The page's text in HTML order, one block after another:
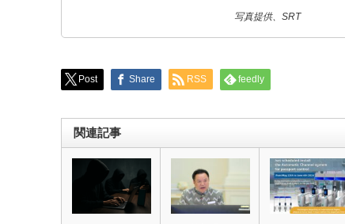
写真提供、SRT
Post Share RSS feedly
関連記事